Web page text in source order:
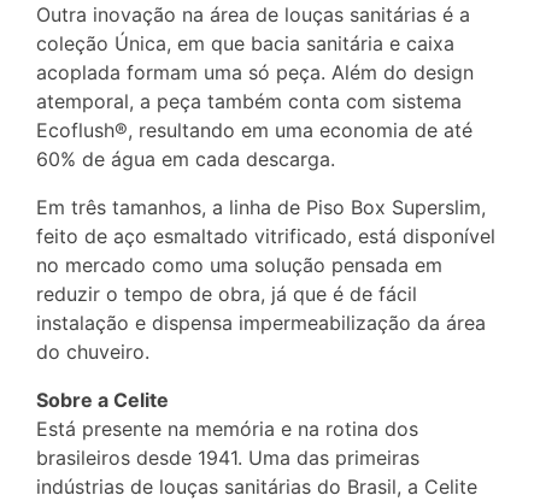
Outra inovação na área de louças sanitárias é a
coleção Única, em que bacia sanitária e caixa
acoplada formam uma só peça. Além do design
atemporal, a peça também conta com sistema
Ecoflush®, resultando em uma economia de até
60% de água em cada descarga.
Em três tamanhos, a linha de Piso Box Superslim,
feito de aço esmaltado vitrificado, está disponível
no mercado como uma solução pensada em
reduzir o tempo de obra, já que é de fácil
instalação e dispensa impermeabilização da área
do chuveiro.
Sobre a Celite
Está presente na memória e na rotina dos
brasileiros desde 1941. Uma das primeiras
indústrias de louças sanitárias do Brasil, a Celite